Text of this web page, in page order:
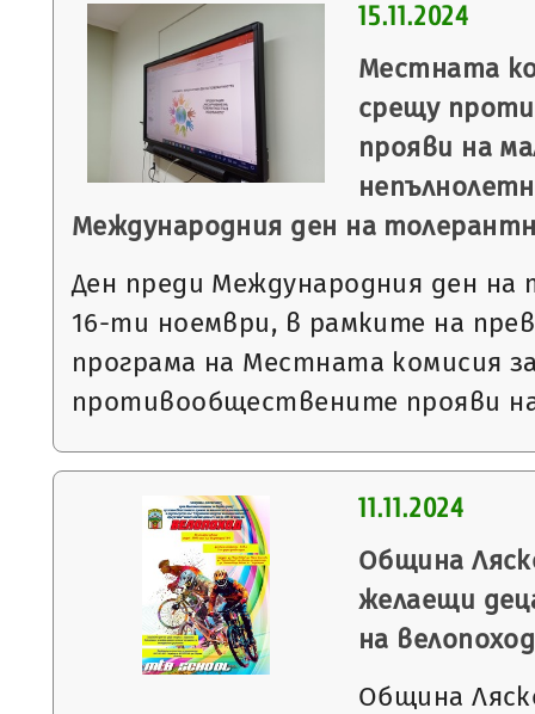
15.11.2024
Местната
срещу
прояви на
Международния ден на
Ден преди Международния ден
16-ти ноември, в рамките на
програма на Местната комисия
противообществените прояви
11.11.2024
Община
желаещи
на
Община